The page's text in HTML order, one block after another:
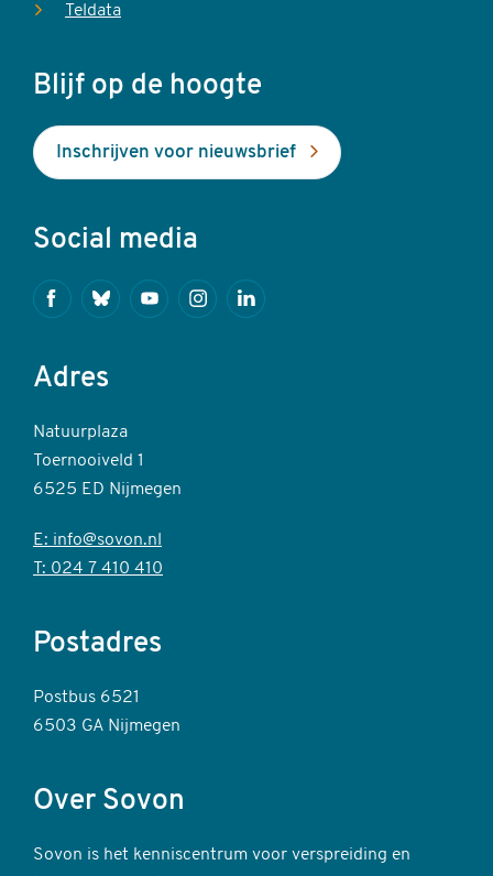
Teldata
Blijf op de hoogte
Inschrijven voor nieuwsbrief
Social media
FacebookBlueskyYoutubeInstagramLinkedin
Adres
Natuurplaza
Toernooiveld 1
6525 ED Nijmegen
E: info@sovon.nl
T: 024 7 410 410
Postadres
Postbus 6521
6503 GA Nijmegen
Over Sovon
Sovon is het kenniscentrum voor verspreiding en